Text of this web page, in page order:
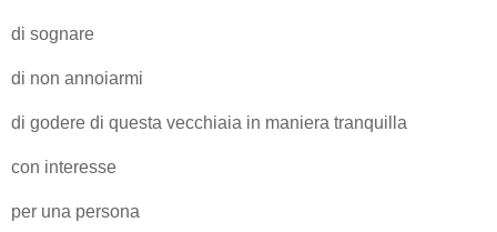
di sognare
di non annoiarmi
di godere di questa vecchiaia in maniera tranquilla
con interesse
per una persona